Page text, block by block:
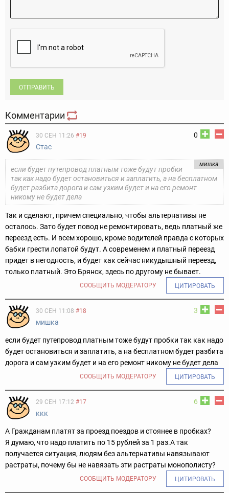
ОТПРАВИТЬ
Комментарии
0
30 СЕН 11:26 #19
Стас
мишка
если будет путепровод платным тоже будут пробки
так как надо будет остановиться и заплатить, а на бесплатном
будет разбита дорога и сам узким будет и на его ремонт
никому не будет дела
Так и сделают, причем специально, чтобы альтернативы не
осталось. Зато будет повод не ремонтировать, ведь платный же
переезд есть. И всем хорошо, кроме водителей правда с которых
бабки грести лопатой будут. А современем и платный переезд
придет в негодность, и будет как сейчас никудышный переезд,
только платный. Это Брянск, здесь по другому не бывает.
СООБЩИТЬ МОДЕРАТОРУ ЦИТИРОВАТЬ
3
30 СЕН 11:08 #18
мишка
если будет путепровод платным тоже будут пробки так как надо
будет остановиться и заплатить, а на бесплатном будет разбита
дорога и сам узким будет и на его ремонт никому не будет дела
СООБЩИТЬ МОДЕРАТОРУ ЦИТИРОВАТЬ
6
29 СЕН 17:12 #17
ккк
А Гражданам платят за проезд поездов и стоянее в пробках?
Я думаю, что надо платить по 15 рублей за 1 раз.А так
получается ситуация, людям без альтернативы навязывают
растраты, почему бы не навязать эти растраты монополисту?
СООБЩИТЬ МОДЕРАТОРУ ЦИТИРОВАТЬ